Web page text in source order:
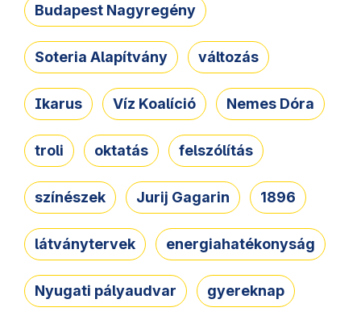
Budapest Nagyregény
Soteria Alapítvány változás
Ikarus Víz Koalíció Nemes Dóra
troli oktatás felszólítás
színészek Jurij Gagarin 1896
látványtervek energiahatékonyság
Nyugati pályaudvar gyereknap